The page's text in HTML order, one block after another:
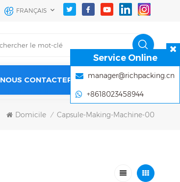
FRANÇAIS
NOUS CONTACTER
Domicile / Capsule-Making-Machine-00
Service Online
manager@richpacking.cn
+8618023458944